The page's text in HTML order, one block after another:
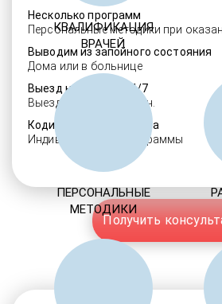
Несколько программ
Персональные методики при
Выводим из запойного состояния
Дома или в больнице
Выезд нарколога 24/7
Выезд в течение 30 мин.
Кодировка алкоголизма
Индивидуальные программы
Получить
КВАЛИФИКАЦИЯ
ВРАЧЕЙ
ПЕРСОНАЛЬНЫЕ
МЕТОДИКИ